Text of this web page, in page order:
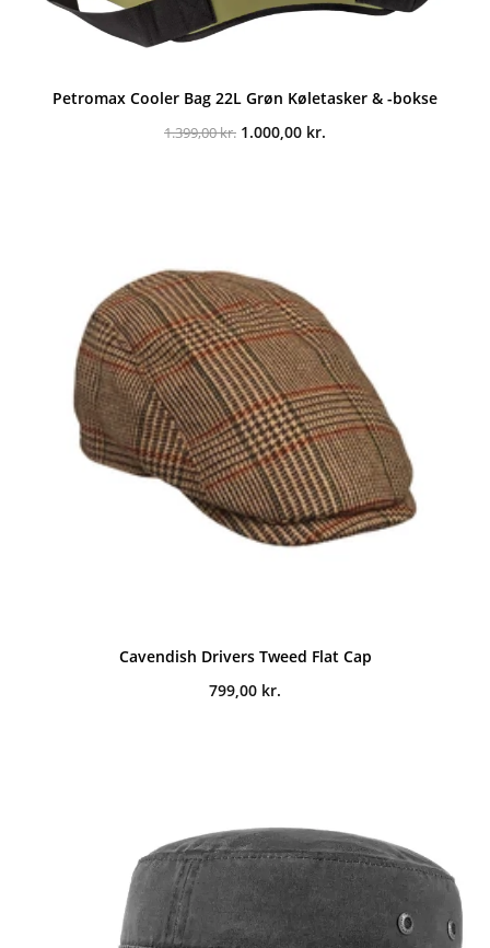
Petromax Cooler Bag 22L Grøn Køletasker & -bokse
1.399,00kr. Den
1.000,00 kr.
Cavendish Drivers Tweed Flat Cap
799,00 kr.